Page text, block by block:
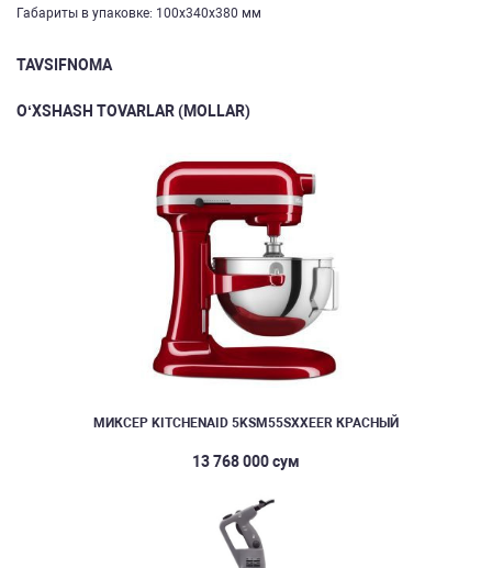
Габариты в упаковке: 100х340х380 мм
TAVSIFNOMA
O‘XSHASH TOVARLAR (MOLLAR)
МИКСЕР KITCHENAID 5KSM55SXXEER КРАСНЫЙ
13 768 000 сум